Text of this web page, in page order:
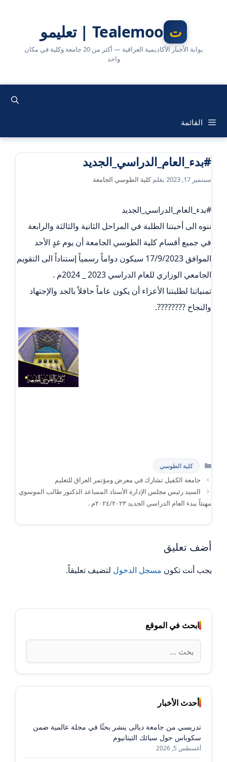
Tealemoo | تعليمو
بوابة الأخبار الأكاديمية العراقية — أكثر من 20 جامعة وكلية في مكان
واحد
القائمة
#بدء_العام_الدراسي_الجديد
سبتمبر 17, 2023 بقلمكلية الطوسي الجامعة
#بدء_العام_الدراسي_الجديد
ننوه الى أحبتنا الطلبة في المراحل الثانية والثالثة والرابعة
في جميع أقسام كلية الطوسي الجامعة أن يوم غدٍ الأحد
الموافق 17/9/2023 سيكون دواماً رسمياً إستناداً الى التقويم
الجامعي الوزاري للعام الدراسي 2023 _ 2024م .
تمنياتنا لطلبتنا الأعزاء أن يكون عاماً حافلاً بالجد والإجتهاد
والنجاح ????????.
التصنيفات
كلية الطوسي
جامعة الكفيل تشارك في معرض ومؤتمر العراق للتعليم
السيد رئيس مجلس الإدارة الأستاذ المساعد الدكتور طالب الموسوي
مهنئاً ببدء العام الدراسي الجديد ٢٠٢٤/٢٠٢٣م .
أضف تعليق
يجب أنت تكون مسجل الدخول لتضيف تعليقاً.
ابحث في الموقع
البحث
عن:
أحدث الأخبار
تدريسي من جامعة ديالى ينشر بحثًا في مجلة عالمية ضمن
سكوباس حول سبائك التيتانيوم
أغسطس 5, 2026